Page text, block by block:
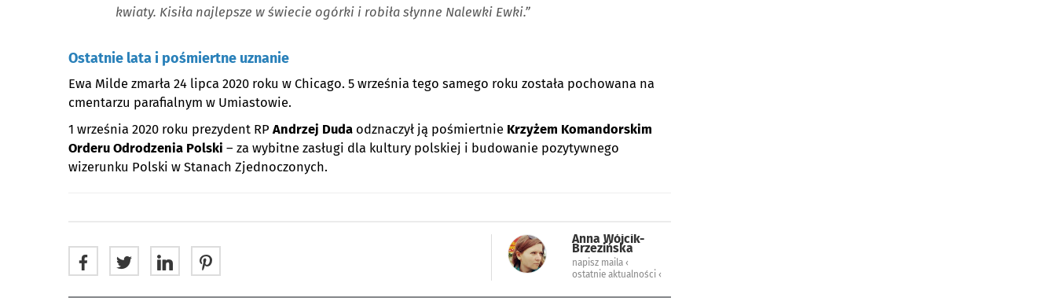
kwiaty. Kisiła najlepsze w świecie ogórki i robiła słynne Nalewki Ewki.”
Ostatnie lata i pośmiertne uznanie
Ewa Milde zmarła 24 lipca 2020 roku w Chicago. 5 września tego samego roku została pochowana na
cmentarzu parafialnym w Umiastowie.
1 września 2020 roku prezydent RP Andrzej Duda odznaczył ją pośmiertnie Krzyżem Komandorskim
Orderu Odrodzenia Polski – za wybitne zasługi dla kultury polskiej i budowanie pozytywnego
wizerunku Polski w Stanach Zjednoczonych.
Anna Wójcik-
Brzezińska
napisz maila ‹
ostatnie aktualności ‹